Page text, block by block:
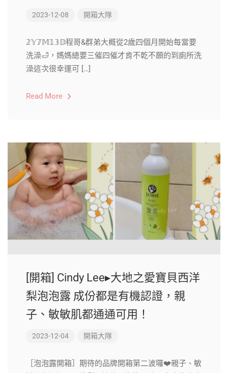
2023-12-08 開箱大隊
𝟚𝕐𝟟𝕄𝟙𝟛𝔻程哥&群弟大概從2歲四個月開始每當要
洗澡🛁，媽媽總要三催四催才肯不乾不願的到廁所洗
澡這次很幸運可 […]
Read More
[開箱] Cindy Lee▸大地之愛寶貝西洋
梨泡泡露 成份都是有機認證，親
子、敏敏肌都通通可用！
2023-12-04 開箱大隊
［泡泡露開箱］期待的品牌開箱第二波囉❤️親子、敏